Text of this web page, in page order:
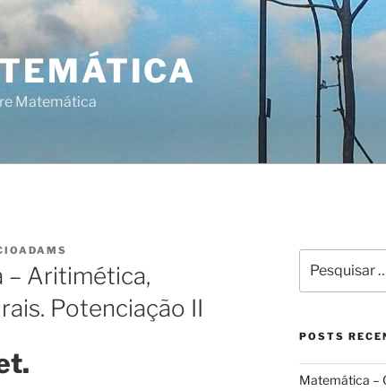
Matemática
– Aritimética,
Potenciação II
por:
POSTS
Matemática –